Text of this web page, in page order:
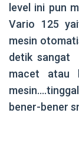
level ini pun
Vario 125
mesin
detik sangat
macet atau
bener-bener